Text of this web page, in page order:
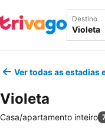
Destino
Ver todas as estadias
Violeta
Casa/apartamento inteiro